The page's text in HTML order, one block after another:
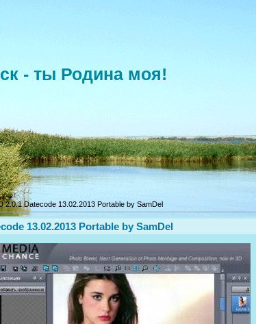
- ты Родина моя!
2.0.1 Datecode 13.02.2013 Portable by SamDel
13.02.2013 Portable by SamDel